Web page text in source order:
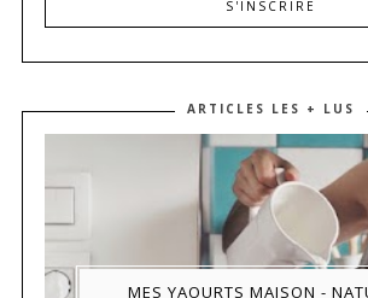
ARTICLES LES + LUS
MES YAOURTS MAISON -